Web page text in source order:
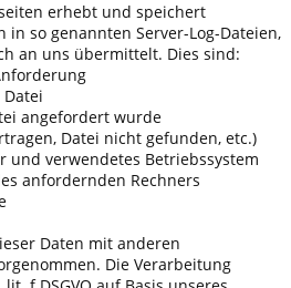
erhebt und speichert
so genannten Server-Log-Dateien,
an uns übermittelt. Dies sind:
angefordert wurde
Datei nicht gefunden, etc.)
und verwendetes Betriebssystem
anfordernden Rechners
Daten mit anderen
Die Verarbeitung